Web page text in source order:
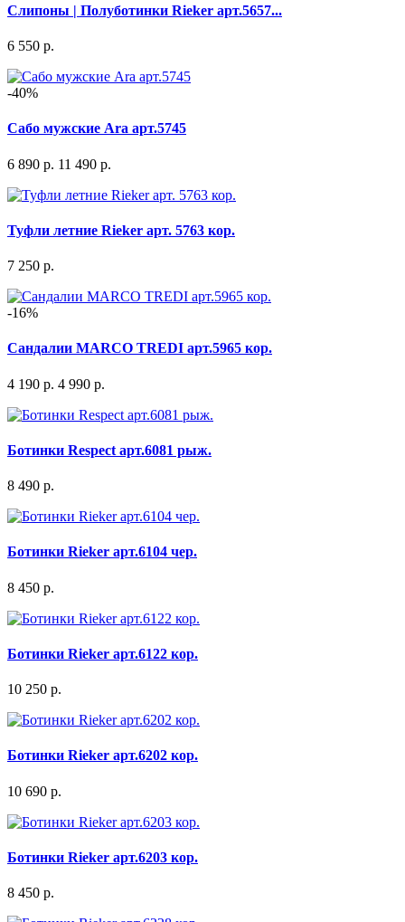
Слипоны | Полуботинки Rieker арт.5657...
6 550 р.
-40%
Сабо мужские Ara арт.5745
6 890 р. 11 490 р.
Туфли летние Rieker арт. 5763 кор.
7 250 р.
-16%
Сандалии MARCO TREDI арт.5965 кор.
4 190 р. 4 990 р.
Ботинки Respect арт.6081 рыж.
8 490 р.
Ботинки Rieker арт.6104 чер.
8 450 р.
Ботинки Rieker арт.6122 кор.
10 250 р.
Ботинки Rieker арт.6202 кор.
10 690 р.
Ботинки Rieker арт.6203 кор.
8 450 р.